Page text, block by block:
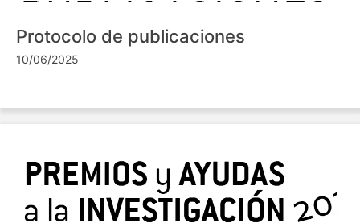
Protocolo de publicaciones
10/06/2025